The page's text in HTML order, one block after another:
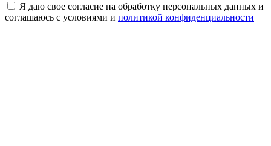
Я даю свое согласие на обработку персональных данных и
соглашаюсь с условиями и политикой конфиденциальности